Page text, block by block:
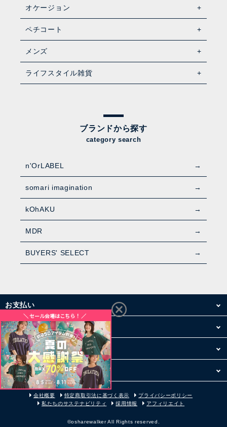
オケージョン
ペチコート
メンズ
ライフスタイル雑貨
ブランドから探す
category search
n'OrLABEL
somari imagination
kOhAKU
MDR
BUYERS' SELECT
お支払い
配送・送料
お買い物について
その他
会社概要 特定商取引法に基づく表示
プライバシーポリシー
私たちのサステナビリティ
採用情報 アフィリエイト
©osharewalker All Rights reserved.